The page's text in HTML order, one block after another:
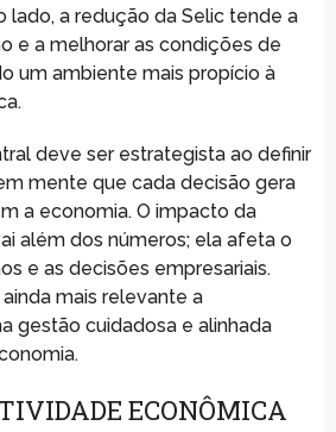
lado, a redução da Selic tende a
e a melhorar as condições de
um ambiente mais propício à
deve ser estrategista ao definir
mente que cada decisão gera
a economia. O impacto da
além dos números; ela afeta o
e as decisões empresariais.
mais relevante a
gestão cuidadosa e alinhada
ECONÔMICA